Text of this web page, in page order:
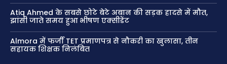
Atiq Ahmed के सबसे छोटे बेटे अबान की सड़क हादसे में मौत,
झांसी जाते समय हुआ भीषण एक्सीडेंट
Almora में फर्जी TET प्रमाणपत्र से नौकरी का खुलासा, तीन
सहायक शिक्षक निलंबित